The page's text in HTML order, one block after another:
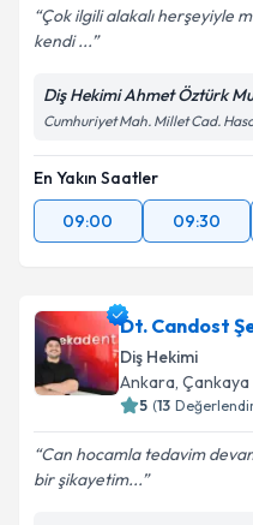
Kişisel verilerimin
Çok ilgili alakalı herşeyiyle
kendi ...
Diş Hekimi Ahmet Öztürk
Cumhuriyet Mah. Millet Cad.
En Yakın Saatler
09:00
09:30
Dt. Candost
Diş Hekimi
Ankara, Çankaya
5 (13
Can hocamla tedavim
bir şikayetim...